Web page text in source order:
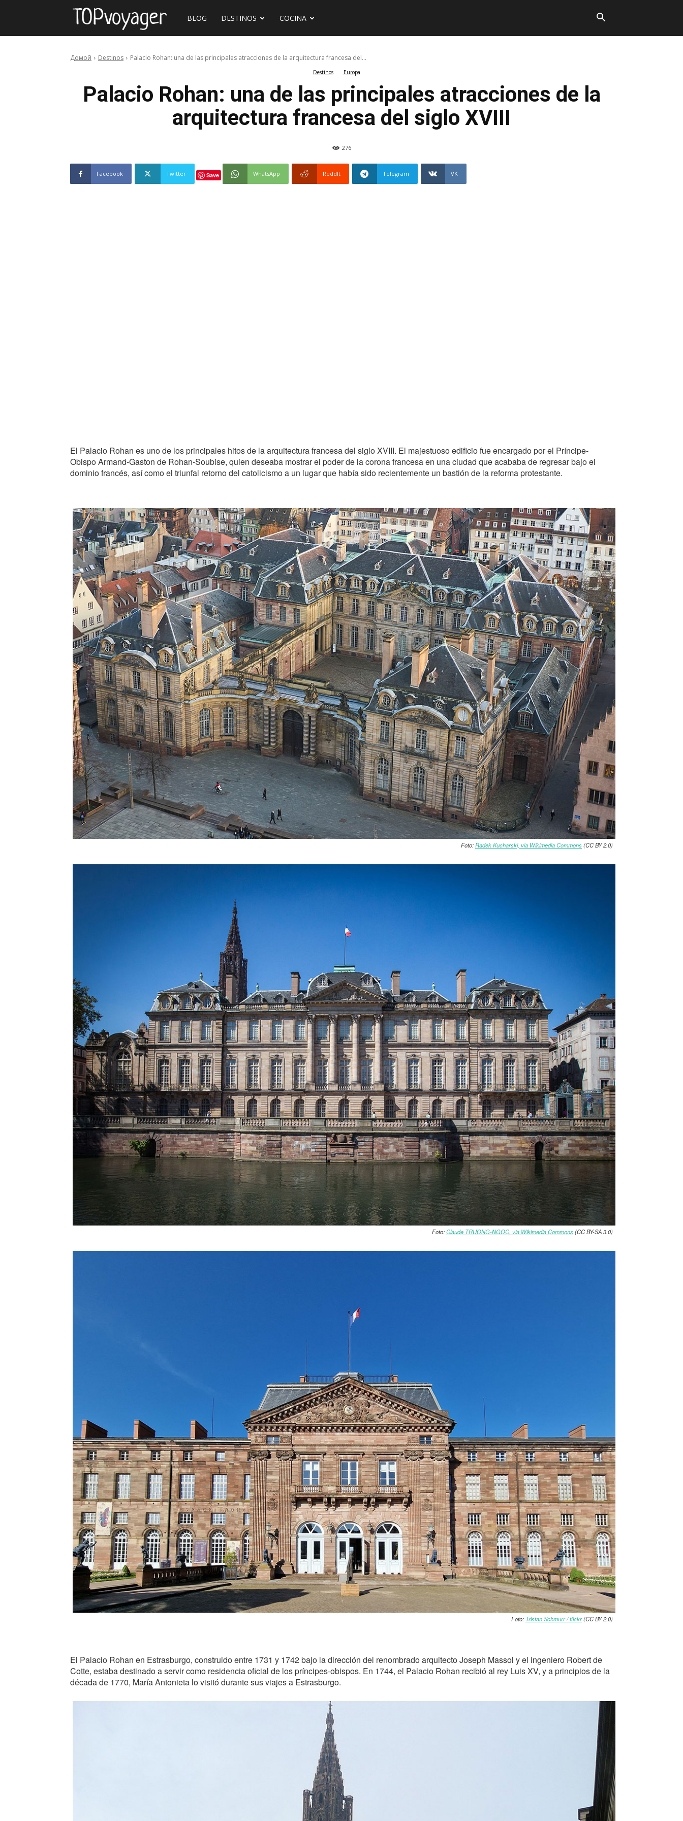
Sitio
de
viajes
BLOG DESTINOS COCINA
Домой Destinos Palacio Rohan: una de las principales atracciones de la arquitectura francesa del...
Destinos Europa
Palacio Rohan: una de las principales atracciones de la
arquitectura francesa del siglo XVIII
276
Facebook Twitter Save WhatsApp ReddIt Telegram VK
El Palacio Rohan es uno de los principales hitos de la arquitectura francesa del siglo XVIII. El majestuoso edificio fue encargado por el Príncipe-
Obispo Armand-Gaston de Rohan-Soubise, quien deseaba mostrar el poder de la corona francesa en una ciudad que acababa de regresar bajo el
dominio francés, así como el triunfal retorno del catolicismo a un lugar que había sido recientemente un bastión de la reforma protestante.
Foto:Radek Kucharski, via Wikimedia Commons(CC BY 2.0)
Foto:Claude TRUONG-NGOC, via Wikimedia Commons(CC BY-SA 3.0)
Foto: Tristan Schmurr / flickr(CC BY 2.0)
El Palacio Rohan en Estrasburgo, construido entre 1731 y 1742 bajo la dirección del renombrado arquitecto Joseph Massol y el ingeniero Robert de
Cotte, estaba destinado a servir como residencia oficial de los príncipes-obispos. En 1744, el Palacio Rohan recibió al rey Luis XV, y a principios de la
década de 1770, María Antonieta lo visitó durante sus viajes a Estrasburgo.